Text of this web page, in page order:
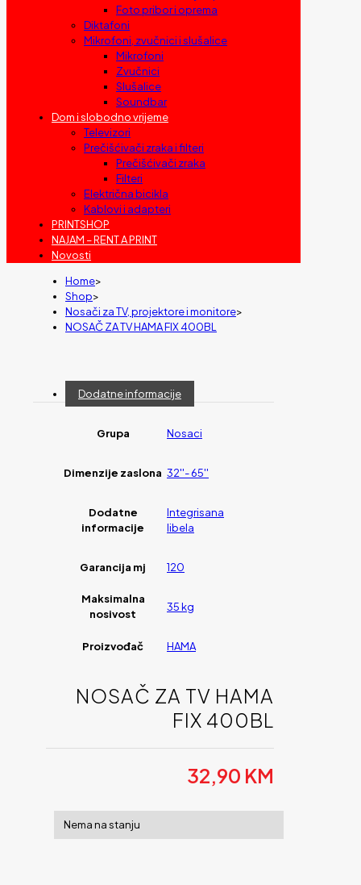
Foto pribor i oprema
Diktafoni
Mikrofoni, zvučnici i slušalice
Mikrofoni
Zvučnici
Slušalice
Soundbar
Dom i slobodno vrijeme
Televizori
Prečišćivači zraka i filteri
Prečišćivači zraka
Filteri
Električna bicikla
Kablovi i adapteri
PRINTSHOP
NAJAM – RENT A PRINT
Novosti
Home>
Shop>
Nosači za TV, projektore i monitore>
NOSAČ ZA TV HAMA FIX 400BL
Dodatne informacije
Grupa Nosaci
Dimenzije zaslona 32''- 65''
Dodatne
informacije
Integrisana
libela
Garancija mj 120
Maksimalna
nosivost
35 kg
Proizvođač HAMA
NOSAČ ZA TV HAMA
FIX 400BL
32,90 KM
Nema na stanju